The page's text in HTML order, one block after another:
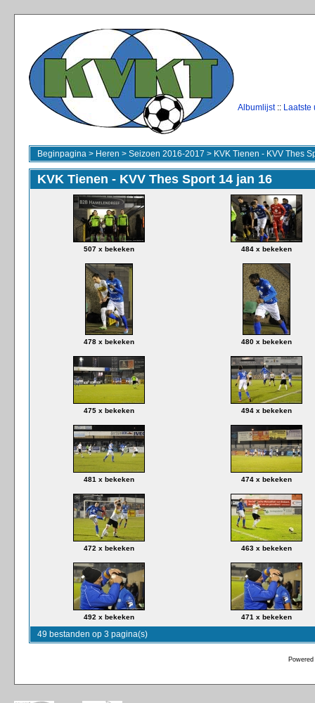
Albumlijst:: Laatste
Beginpagina > Heren > Seizoen 2016-2017 > KVK Tienen - KVV Thes
KVK Tienen - KVV Thes Sport 14 jan 16
507 x bekeken 484 x bekeken
478 x bekeken 480 x bekeken
475 x bekeken 494 x bekeken
481 x bekeken 474 x bekeken
472 x bekeken 463 x bekeken
492 x bekeken 471 x bekeken
49 bestanden op 3 pagina(s)